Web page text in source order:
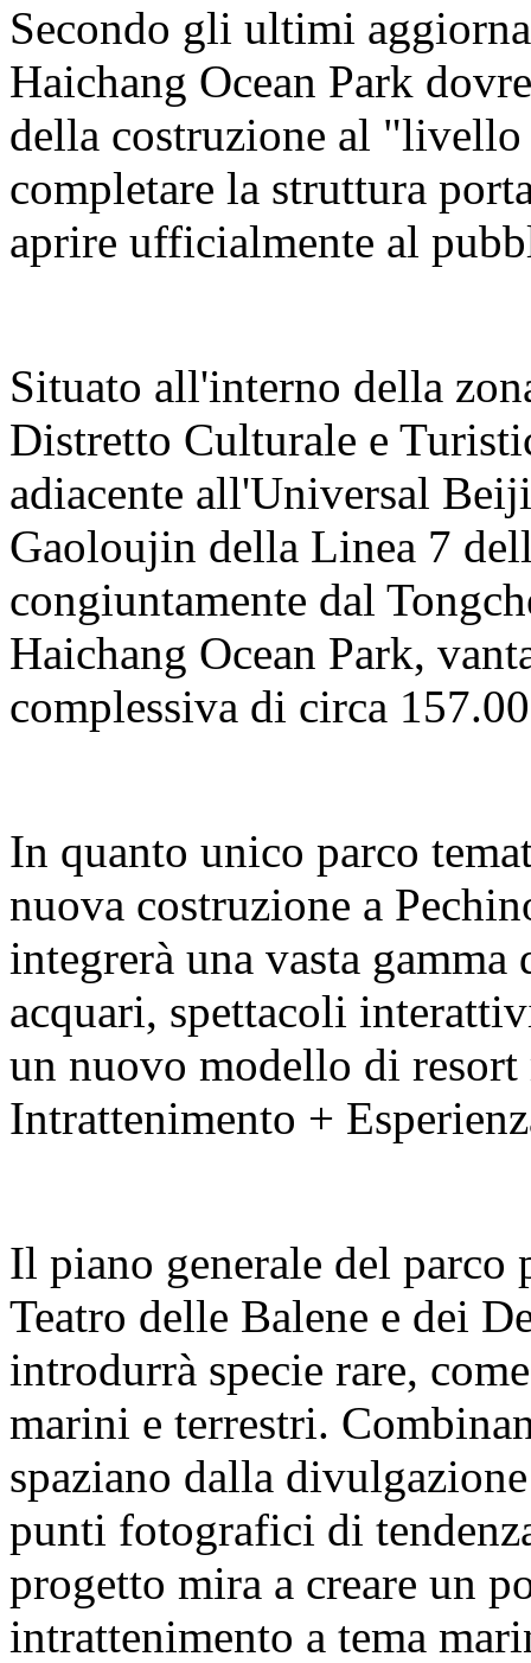
Secondo gli ultimi
Haichang Ocean Park
della costruzione al "livello
completare la struttura
aprire ufficialmente al
Situato all'interno della
Distretto Culturale e
adiacente all'Universal
Gaoloujin della Linea 7
congiuntamente dal
Haichang Ocean Park,
complessiva di circa
In quanto unico parco
nuova costruzione a
integrerà una vasta
acquari, spettacoli
un nuovo modello di
Intrattenimento +
Il piano generale del
Teatro delle Balene e dei
introdurrà specie rare,
marini e terrestri.
spaziano dalla
punti fotografici di
progetto mira a creare un
intrattenimento a tema